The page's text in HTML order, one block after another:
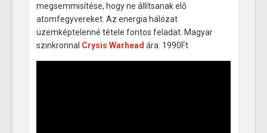
megsemmisítése, hogy ne állítsanak elő
atomfegyvereket. Az energia hálózat
üzemképtelenné tétele fontos feladat. Magyar
szinkronnal Crysis Warhead ára: 1990Ft